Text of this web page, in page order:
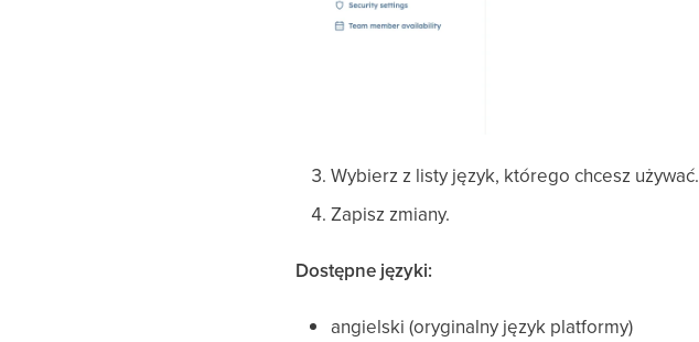
Wybierz z listy język, którego chcesz używać.
Zapisz zmiany.
Dostępne języki:
angielski (oryginalny język platformy)